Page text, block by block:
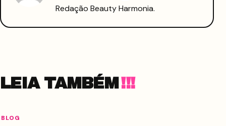
Redação Beauty Harmonia.
LEIA TAMBÉM
BLOG